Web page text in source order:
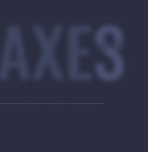
3 AXES